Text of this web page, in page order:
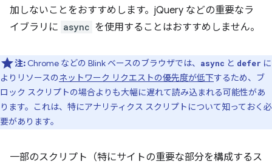
加しないことをおすすめします。jQuery などの重要なラ
イブラリに async を使用することはおすすめしません。
注: Chrome などの Blink ベースのブラウザでは、 async と defer に
よりリソースのネットワーク リクエストの優先度が低下するため、ブ
ロック スクリプトの場合よりも大幅に遅れて読み込まれる可能性があ
ります。これは、特にアナリティクス スクリプトについて知っておく必
要があります。
一部のスクリプト（特にサイトの重要な部分を構成するス